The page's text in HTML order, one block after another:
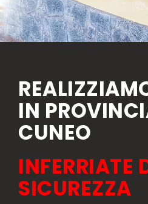
IN
CUNEO
INFERRIATE
SICUREZZA